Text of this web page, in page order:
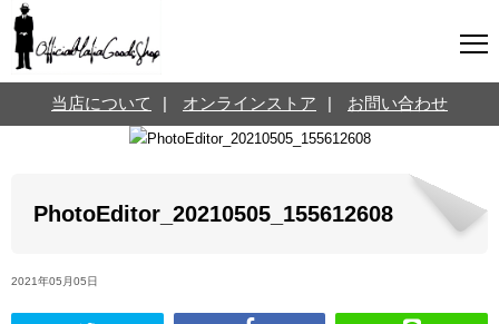
当店について オンラインストア お問い合わせ
PhotoEditor_20210505_155612608
2021年05月05日
オンラインストア
お問い合わせ